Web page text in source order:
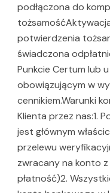
podłączona do
potwierdzenia
świadczona
Punkcie Certum lub
obowiązującym w
cennikiem.Warunki
Klienta przez nas:1.
jest głównym
przelewu
zwracany na konto
płatność)2.